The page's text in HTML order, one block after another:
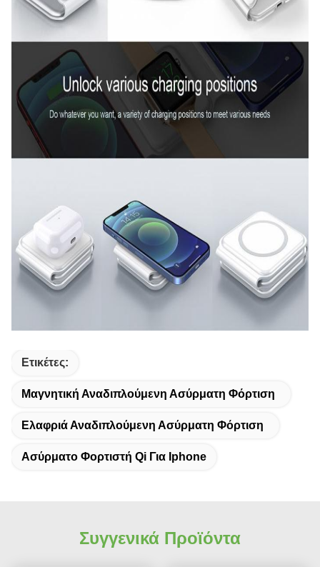
Ετικέτες:
Μαγνητική Αναδιπλούμενη Ασύρματη Φόρτιση
Ελαφριά Αναδιπλούμενη Ασύρματη Φόρτιση
Ασύρματο Φορτιστή Qi Για Iphone
Συγγενικά Προϊόντα